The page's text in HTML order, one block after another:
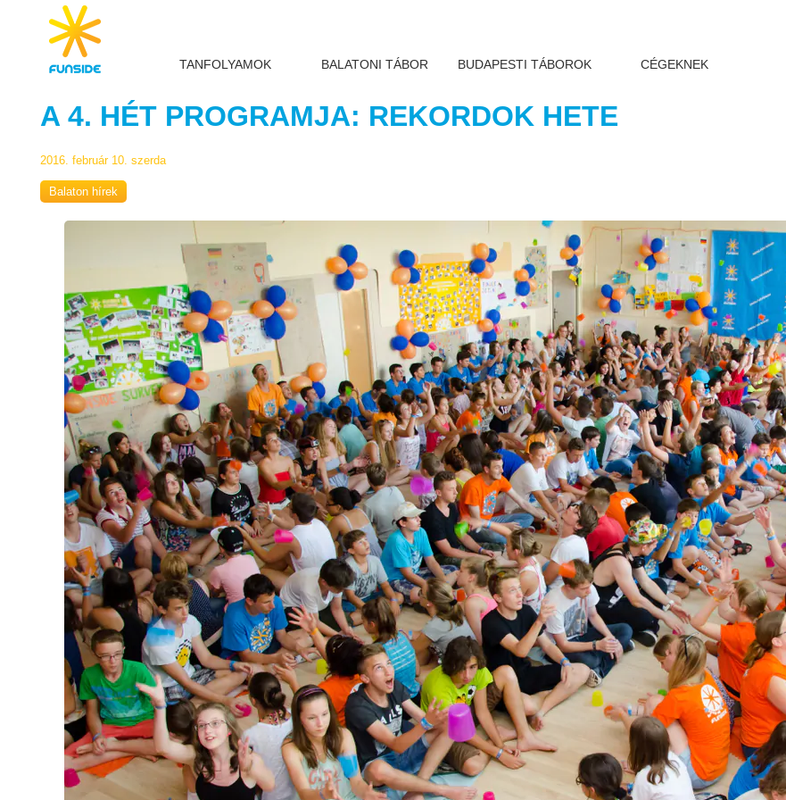
TANFOLYAMOK BALATONI TÁBOR BUDAPESTI TÁBOROK CÉGEKNEK
A 4. HÉT PROGRAMJA: REKORDOK HETE
2016. február 10. szerda
Balaton hírek